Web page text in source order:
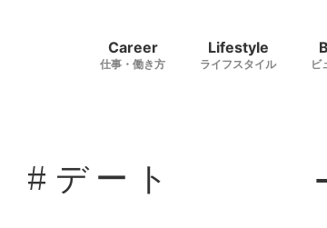
Career
仕事・働き方
Lifestyle
ライフスタイル ビ
#デート